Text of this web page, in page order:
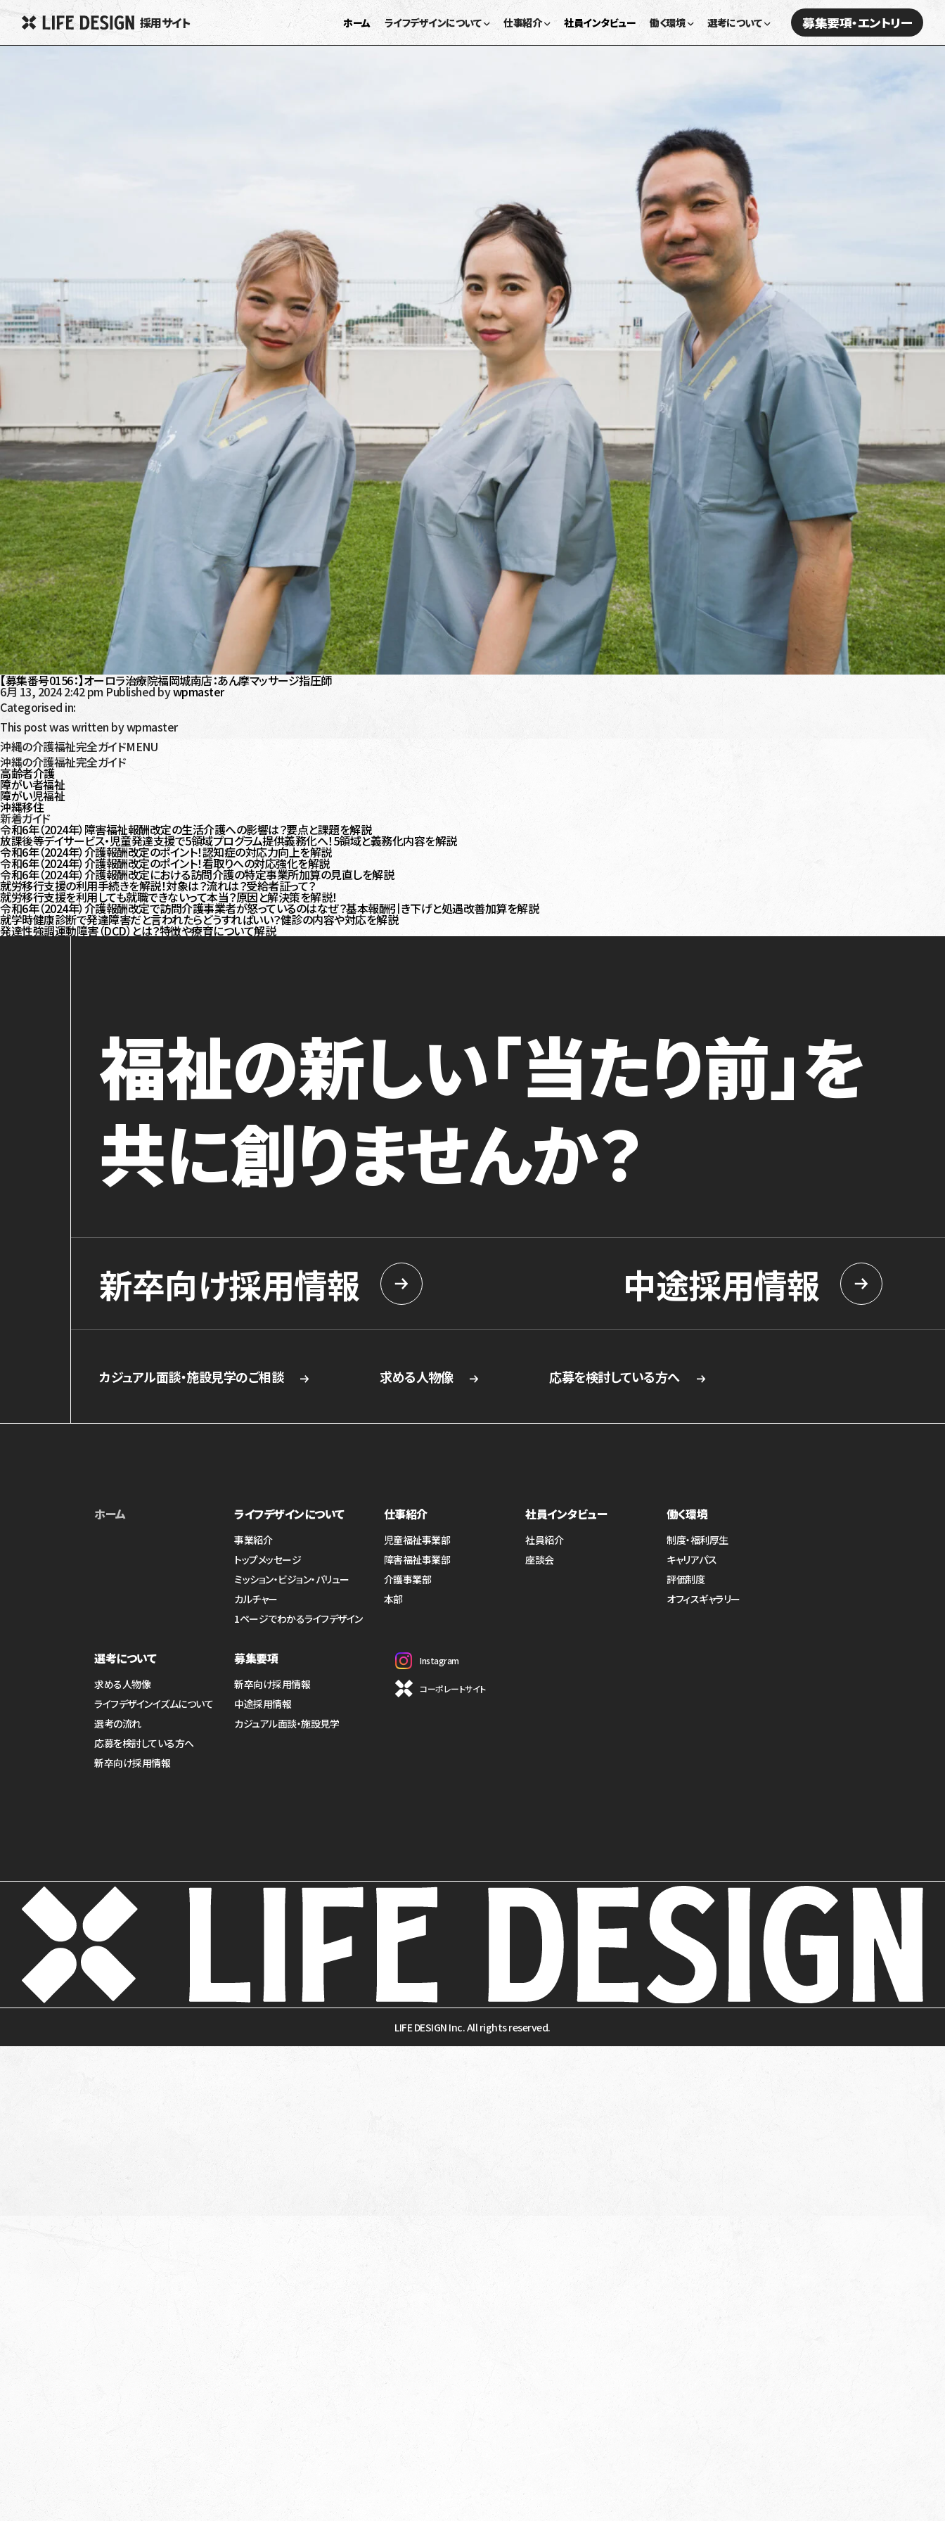
採用サイト ホーム ライフデザインについて 仕事紹介 社員インタビュー 働く環境 選考について 募集要項・エントリー
【募集番号0156：】オーロラ治療院福岡城南店：あん摩マッサージ指圧師
6月 13, 2024 2:42 pm Published bywpmaster
Categorised in:
This post was written by wpmaster
沖縄の介護福祉完全ガイドMENU
沖縄の介護福祉完全ガイド
高齢者介護
障がい者福祉
障がい児福祉
沖縄移住
新着ガイド
令和6年（2024年）障害福祉報酬改定の生活介護への影響は？要点と課題を解説
放課後等デイサービス・児童発達支援で5領域プログラム提供義務化へ！5領域と義務化内容を解説
令和6年（2024年）介護報酬改定のポイント！認知症の対応力向上を解説
令和6年（2024年）介護報酬改定のポイント！看取りへの対応強化を解説
令和6年（2024年）介護報酬改定における訪問介護の特定事業所加算の見直しを解説
就労移行支援の利用手続きを解説！対象は？流れは？受給者証って？
就労移行支援を利用しても就職できないって本当？原因と解決策を解説！
令和6年（2024年）介護報酬改定で訪問介護事業者が怒っているのはなぜ？基本報酬引き下げと処遇改善加算を解説
就学時健康診断で発達障害だと言われたらどうすればいい？健診の内容や対応を解説
発達性強調運動障害（DCD）とは？特徴や療育について解説
福祉の新しい「当たり前」を
共に創りませんか？
新卒向け採用情報 中途採用情報
カジュアル面談・施設見学のご相談 求める人物像 応募を検討している方へ
ホーム ライフデザインについて
事業紹介
トップメッセージ
ミッション・ビジョン・バリュー
カルチャー
1ページでわかるライフデザイン
仕事紹介
児童福祉事業部
障害福祉事業部
介護事業部
本部
社員インタビュー
社員紹介
座談会
働く環境
制度・福利厚生
キャリアパス
評価制度
オフィスギャラリー
選考について
求める人物像
ライフデザインイズムについて
選考の流れ
応募を検討している方へ
新卒向け採用情報
募集要項
新卒向け採用情報
中途採用情報
カジュアル面談・施設見学
Instagram
コーポレートサイト
LIFE DESIGN Inc. All rights reserved.